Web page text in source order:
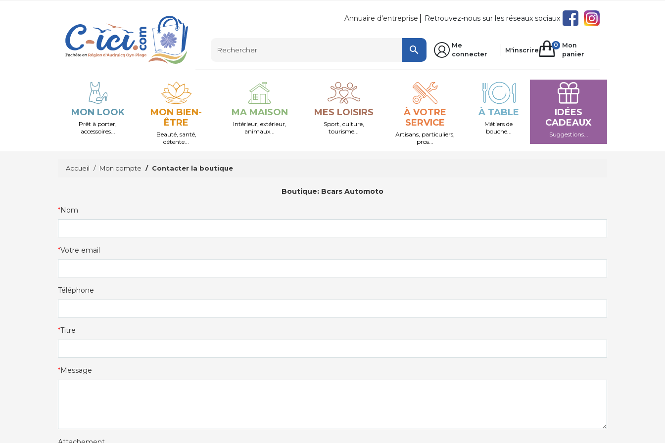
Annuaire d'entreprise Retrouvez-nous sur les réseaux sociaux

Me
connecter
M'inscrire
0
Mon
panier
MON LOOK
Prêt à porter,
accessoires...
MON BIEN-
ÊTRE
Beauté, santé,
détente...
MA MAISON
Intérieur, extérieur,
animaux...
MES LOISIRS
Sport, culture,
tourisme...
À VOTRE
SERVICE
Artisans, particuliers,
pros...
À TABLE
Métiers de
bouche...
IDÉES
CADEAUX
Suggestions...
Accueil Mon compte Contacter la boutique
Boutique: Bcars Automoto
Nom
Votre email
Téléphone
Titre
Message